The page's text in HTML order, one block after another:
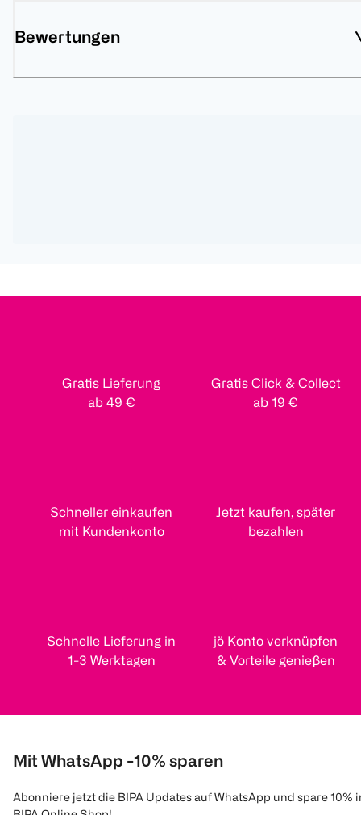
Bewertungen
Gratis Lieferung
ab 49 €
Gratis Click & Collect
ab 19 €
Schneller einkaufen
mit Kundenkonto
Jetzt kaufen, später
bezahlen
Schnelle Lieferung in
1-3 Werktagen
jö Konto verknüpfen
& Vorteile genießen
Mit WhatsApp -10% sparen
Abonniere jetzt die BIPA Updates auf WhatsApp und spare 10%